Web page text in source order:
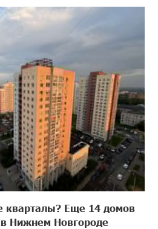
кварталы? Еще 14 домов
в Нижнем Новгороде